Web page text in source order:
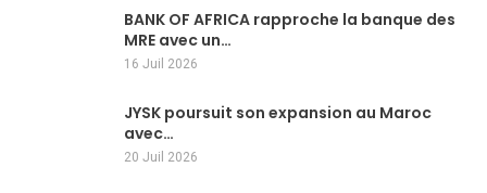
BANK OF AFRICA rapproche la banque des
MRE avec un…
16 Juil 2026
JYSK poursuit son expansion au Maroc
avec…
20 Juil 2026